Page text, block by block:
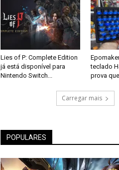
Lies of P: Complete Edition
já está disponível para
Nintendo Switch...
teclado
prova
Carregar mais
POPULARES